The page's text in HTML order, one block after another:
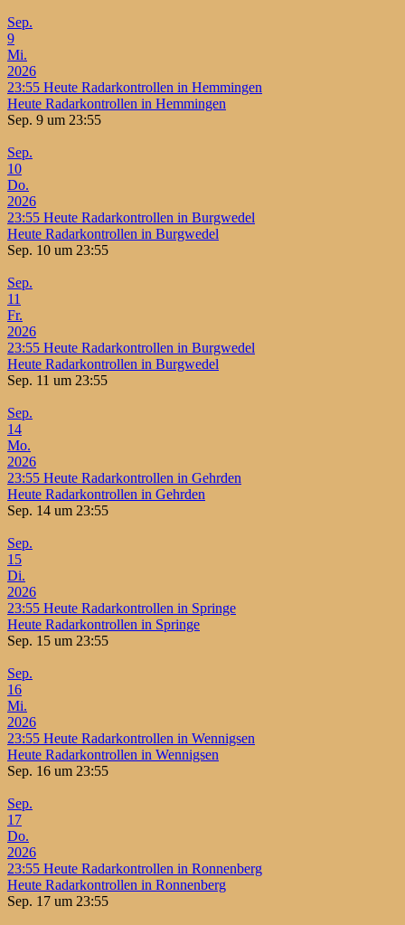
Sep.
9
Mi.
2026
23:55 Heute Radarkontrollen in Hemmingen
Heute Radarkontrollen in Hemmingen
Sep. 9 um 23:55
Sep.
10
Do.
2026
23:55 Heute Radarkontrollen in Burgwedel
Heute Radarkontrollen in Burgwedel
Sep. 10 um 23:55
Sep.
11
Fr.
2026
23:55 Heute Radarkontrollen in Burgwedel
Heute Radarkontrollen in Burgwedel
Sep. 11 um 23:55
Sep.
14
Mo.
2026
23:55 Heute Radarkontrollen in Gehrden
Heute Radarkontrollen in Gehrden
Sep. 14 um 23:55
Sep.
15
Di.
2026
23:55 Heute Radarkontrollen in Springe
Heute Radarkontrollen in Springe
Sep. 15 um 23:55
Sep.
16
Mi.
2026
23:55 Heute Radarkontrollen in Wennigsen
Heute Radarkontrollen in Wennigsen
Sep. 16 um 23:55
Sep.
17
Do.
2026
23:55 Heute Radarkontrollen in Ronnenberg
Heute Radarkontrollen in Ronnenberg
Sep. 17 um 23:55